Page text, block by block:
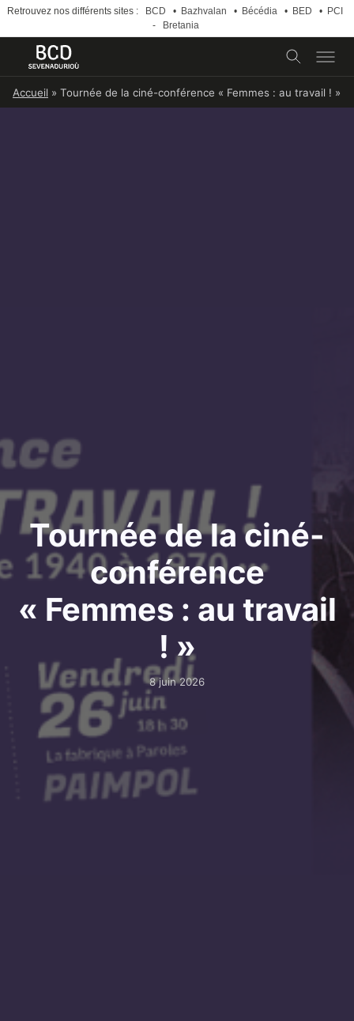
Retrouvez nos différents sites : BCD • Bazhvalan • Bécédia • BED •
PCI
-
Bretania
Accueil » Tournée de la ciné-conférence « Femmes : au travail ! »
Tournée de la ciné-
conférence
« Femmes : au travail
! »
8 juin 2026